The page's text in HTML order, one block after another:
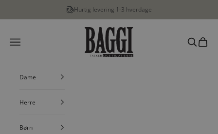
Hurtig levering 1-3 hverdage
BAGGI
Menu
Søg
Dame
Herre
Børn